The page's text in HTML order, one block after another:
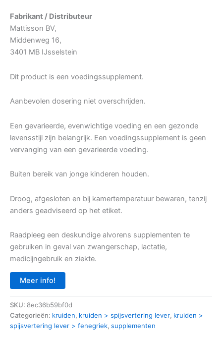
Fabrikant / Distributeur
Mattisson BV,
Middenweg 16,
3401 MB IJsselstein
Dit product is een voedingssupplement.
Aanbevolen dosering niet overschrijden.
Een gevarieerde, evenwichtige voeding en een gezonde
levensstijl zijn belangrijk. Een voedingssupplement is geen
vervanging van een gevarieerde voeding.
Buiten bereik van jonge kinderen houden.
Droog, afgesloten en bij kamertemperatuur bewaren, tenzij
anders geadviseerd op het etiket.
Raadpleeg een deskundige alvorens supplementen te
gebruiken in geval van zwangerschap, lactatie,
medicijngebruik en ziekte.
Meer info!
SKU: 8ec36b59bf0d
Categorieën: kruiden, kruiden > spijsvertering lever, kruiden >
spijsvertering lever > fenegriek, supplementen